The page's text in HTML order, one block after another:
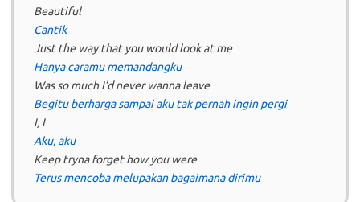
Beautiful
Cantik
Just the way that you would look at me
Hanya caramu memandangku
Was so much I’d never wanna leave
Begitu berharga sampai aku tak pernah ingin pergi
I, I
Aku, aku
Keep tryna forget how you were
Terus mencoba melupakan bagaimana dirimu